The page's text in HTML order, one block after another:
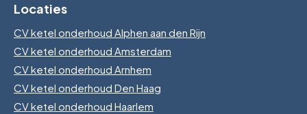
Locaties
CV ketel onderhoud Alphen aan den Rijn
CV ketel onderhoud Amsterdam
CV ketel onderhoud Arnhem
CV ketel onderhoud Den Haag
CV ketel onderhoud Haarlem